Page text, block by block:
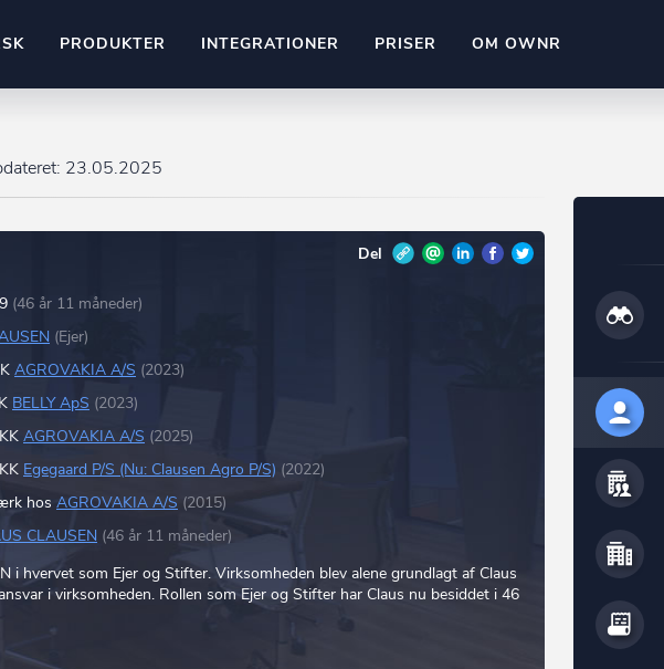
PRODUKTER
compliant
kundeemner
INTEGRATIONER
Kun fantasien sætter grænsen
Ownr ajour goes supersonic
Ajour
PRISER OM OWNR
23.05.2025
Del
(46 år 11 måneder)
(Ejer)
AGROVAKIA A/S (2023)
BELLY ApS (2023)
AGROVAKIA A/S (2025)
Egegaard P/S (Nu: Clausen Agro P/S) (2022)
hos AGROVAKIA A/S (2015)
CLAUSEN (46 år 11 måneder)
i hvervet som Ejer og Stifter. Virksomheden blev alene grundlagt af Claus
i virksomheden. Rollen som Ejer og Stifter har Claus nu besiddet i 46